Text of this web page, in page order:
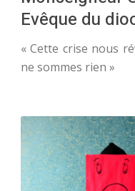
Evêque du
« Cette crise nous
ne sommes rien »